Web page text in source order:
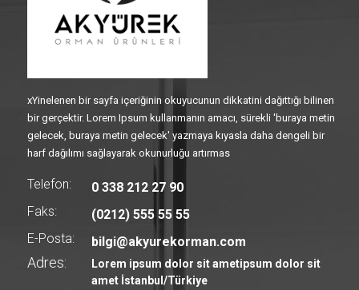
xYinelenen bir sayfa içeriğinin okuyucunun dikkatini dağıttığı bilinen
bir gerçektir. Lorem Ipsum kullanmanın amacı, sürekli 'buraya metin
gelecek, buraya metin gelecek' yazmaya kıyasla daha dengeli bir
harf dağılımı sağlayarak okunurluğu artırmas
Telefon:
0 338 212 27 90
Faks:
(0212) 555 55 55
E-Posta:
bilgi@akyurekorman.com
Adres:
Lorem ipsum dolor sit ametipsum dolor sit
amet İstanbul/Türkiye